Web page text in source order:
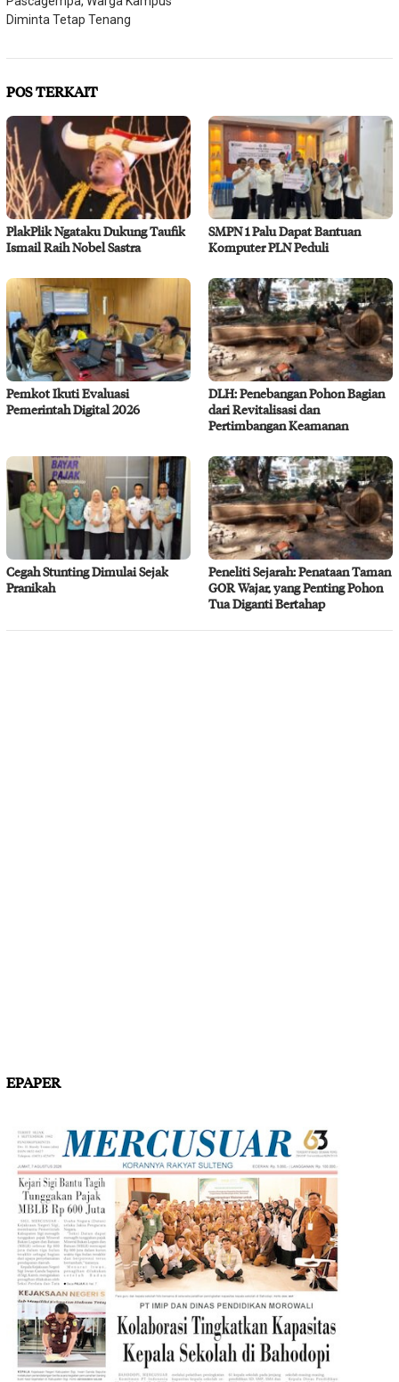
Diminta Tetap Tenang
POS TERKAIT
PlakPlik Ngataku Dukung Taufik
Ismail Raih Nobel Sastra
SMPN 1 Palu Dapat Bantuan
Komputer PLN Peduli
Pemkot Ikuti Evaluasi
Pemerintah Digital 2026
DLH: Penebangan Pohon Bagian
dari Revitalisasi dan
Pertimbangan Keamanan
Cegah Stunting Dimulai Sejak
Pranikah
Peneliti Sejarah: Penataan Taman
GOR Wajar, yang Penting Pohon
Tua Diganti Bertahap
EPAPER